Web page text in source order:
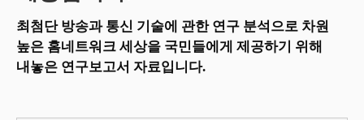
최첨단 방송과 통신 기술에 관한 연구 분석으로 차원
높은 홈네트워크 세상을 국민들에게 제공하기 위해
내놓은 연구보고서 자료입니다.